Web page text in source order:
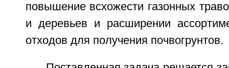
повышение всхожести газонных
и деревьев и расширении
отходов для получения почвогрунтов.